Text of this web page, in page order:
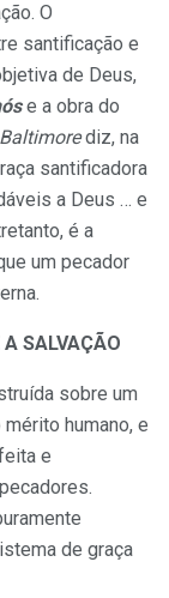
O
santificação e
de Deus,
e a obra do
diz, na
santificadora
a Deus … e
é a
um pecador
SALVAÇÃO
sobre um
humano, e
e
de graça